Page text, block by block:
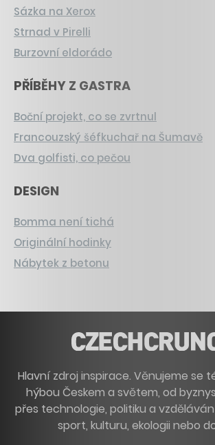
Sázka na Xerox
Strnad v Pirelli
Burzovní eldorádo
PŘÍBĚHY Z GASTRA
Boční projekt, co se zvrtnul
Francouzský šéfkuchař na Šumavě
Dva golfisti, co pečou
DESIGN
Bomma není tichá
Originální hodinky
Nábytek z betonu
Hlavní zdroj inspirace. Věnujeme se
hýbou Českem a světem, od
přes technologie, politiku a
sport, kulturu, ekologii nebo